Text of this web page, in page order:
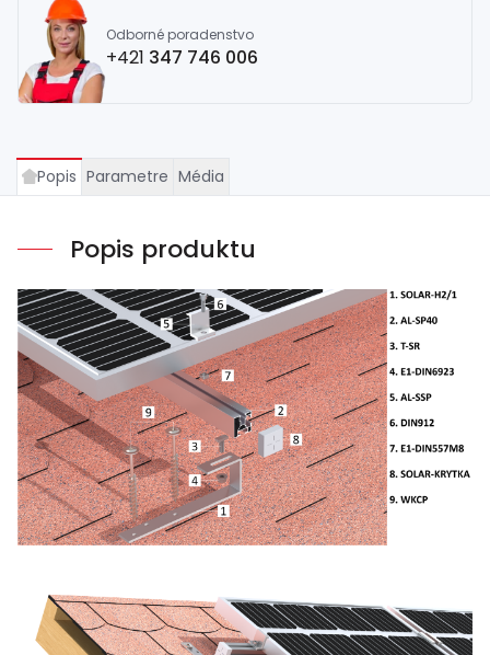
Odborné poradenstvo
+421 347 746 006
Popis Parametre Média
Popis produktu